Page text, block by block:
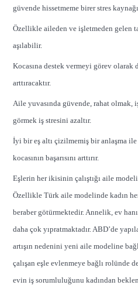
güvende hissetmeme birer stres
Özellikle aileden ve işletmeden gelen
aşılabilir.
Kocasına destek vermeyi görev olarak
arttıracaktır.
Aile yuvasında güvende, rahat olmak,
görmek iş stresini azaltır.
İyi bir eş altı çizilmemiş bir anlaşma
kocasının başarısını arttırır.
Eşlerin her ikisinin çalıştığı aile
Özellikle Türk aile modelinde kadın
beraber götürmektedir. Annelik, ev
daha çok yıpratmaktadır. ABD’de
artışın nedenini yeni aile modeline
çalışan eşle evlenmeye bağlı rolünde
evin iş sorumluluğunu kadından